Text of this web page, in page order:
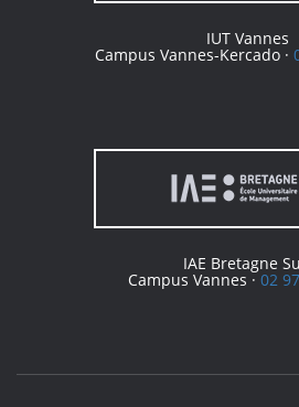
IUT Vannes
Campus Vannes-Kercado ·
IAE Bretagne
Campus Vannes ·02